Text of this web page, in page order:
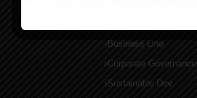
Business Line
Corporate Governance
Sustainable Dev.